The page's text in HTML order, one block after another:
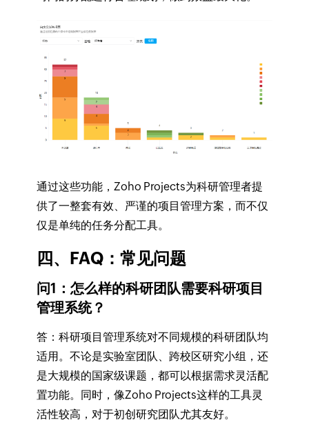
通过这些功能，Zoho Projects为科研管理者提
供了一整套有效、严谨的项目管理方案，而不仅
仅是单纯的任务分配工具。
四、FAQ：常见问题
问1：怎么样的科研团队需要科研项目
管理系统？
答：科研项目管理系统对不同规模的科研团队均
适用。不论是实验室团队、跨校区研究小组，还
是大规模的国家级课题，都可以根据需求灵活配
置功能。同时，像Zoho Projects这样的工具灵
活性较高，对于初创研究团队尤其友好。